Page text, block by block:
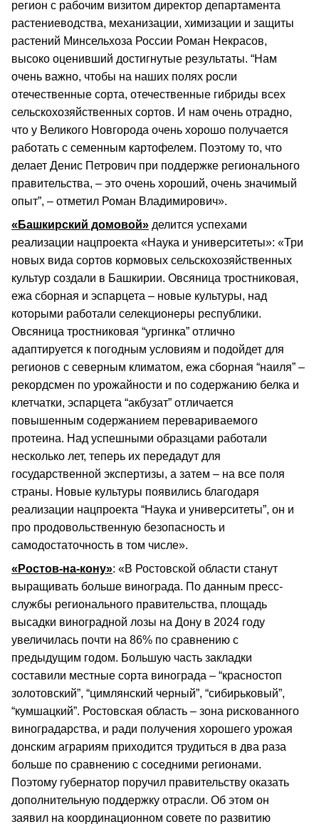
регион с рабочим визитом директор департамента
растениеводства, механизации, химизации и защиты
растений Минсельхоза России Роман Некрасов,
высоко оценивший достигнутые результаты. “Нам
очень важно, чтобы на наших полях росли
отечественные сорта, отечественные гибриды всех
сельскохозяйственных сортов. И нам очень отрадно,
что у Великого Новгорода очень хорошо получается
работать с семенным картофелем. Поэтому то, что
делает Денис Петрович при поддержке регионального
правительства, – это очень хороший, очень значимый
опыт”, – отметил Роман Владимирович».
«Башкирский домовой» делится успехами
реализации нацпроекта «Наука и университеты»: «Три
новых вида сортов кормовых сельскохозяйственных
культур создали в Башкирии. Овсяница тростниковая,
ежа сборная и эспарцета – новые культуры, над
которыми работали селекционеры республики.
Овсяница тростниковая “ургинка” отлично
адаптируется к погодным условиям и подойдет для
регионов с северным климатом, ежа сборная “наиля” –
рекордсмен по урожайности и по содержанию белка и
клетчатки, эспарцета “акбузат” отличается
повышенным содержанием перевариваемого
протеина. Над успешными образцами работали
несколько лет, теперь их передадут для
государственной экспертизы, а затем – на все поля
страны. Новые культуры появились благодаря
реализации нацпроекта “Наука и университеты”, он и
про продовольственную безопасность и
самодостаточность в том числе».
«Ростов-на-кону»: «В Ростовской области станут
выращивать больше винограда. По данным пресс-
службы регионального правительства, площадь
высадки виноградной лозы на Дону в 2024 году
увеличилась почти на 86% по сравнению с
предыдущим годом. Большую часть закладки
составили местные сорта винограда – “красностоп
золотовский”, “цимлянский черный”, “сибирьковый”,
“кумшацкий”. Ростовская область – зона рискованного
виноградарства, и ради получения хорошего урожая
донским аграриям приходится трудиться в два раза
больше по сравнению с соседними регионами.
Поэтому губернатор поручил правительству оказать
дополнительную поддержку отрасли. Об этом он
заявил на координационном совете по развитию